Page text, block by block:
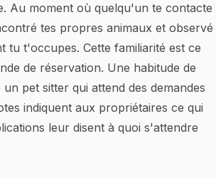
Au moment où quelqu'un te contacte
tes propres animaux et observé
tu t'occupes. Cette familiarité est ce
de réservation. Une habitude de
pet sitter qui attend des demandes
indiquent aux propriétaires ce qui
leur disent à quoi s'attendre